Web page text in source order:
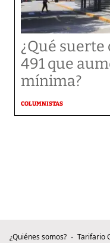
¿Qué
491 que
mínima?
COLUMNISTAS
¿Quiénes somos? Tarifario